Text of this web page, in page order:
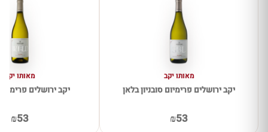
מאותו יקב
יקב ירושלים פרימיום סובניון בלאן
₪53
מאותו יקב
יקב ירושלים
₪53